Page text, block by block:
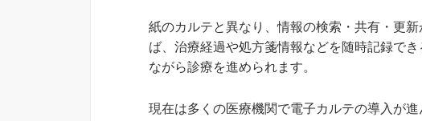
紙のカルテと異なり、情報の検索・共有・更
ば、治療経過や処方箋情報などを随時記録で
ながら診療を進められます。
現在は多くの医療機関で電子カルテの導入が